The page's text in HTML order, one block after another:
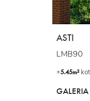
ASTI
LMB90
+5.45m²